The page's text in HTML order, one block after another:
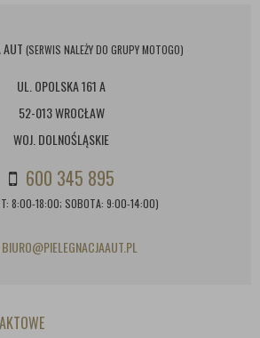
AUT (SERWIS NALEŻY DO GRUPY MOTOGO)
UL. OPOLSKA 161 A
52-013 WROCŁAW
WOJ. DOLNOŚLĄSKIE
600 345 895
8:00-18:00; SOBOTA: 9:00-14:00)
BIURO@PIELEGNACJAAUT.PL